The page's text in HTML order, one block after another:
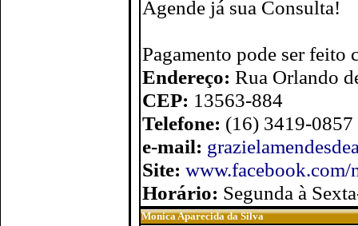
Agende já sua Consulta!
Pagamento pode ser feito
Endereço: Rua Orlando
CEP: 13563-884
Telefone: (16) 3419-
e-mail:
Site:
Horário: Segunda à
Monica Aparecida da Silva